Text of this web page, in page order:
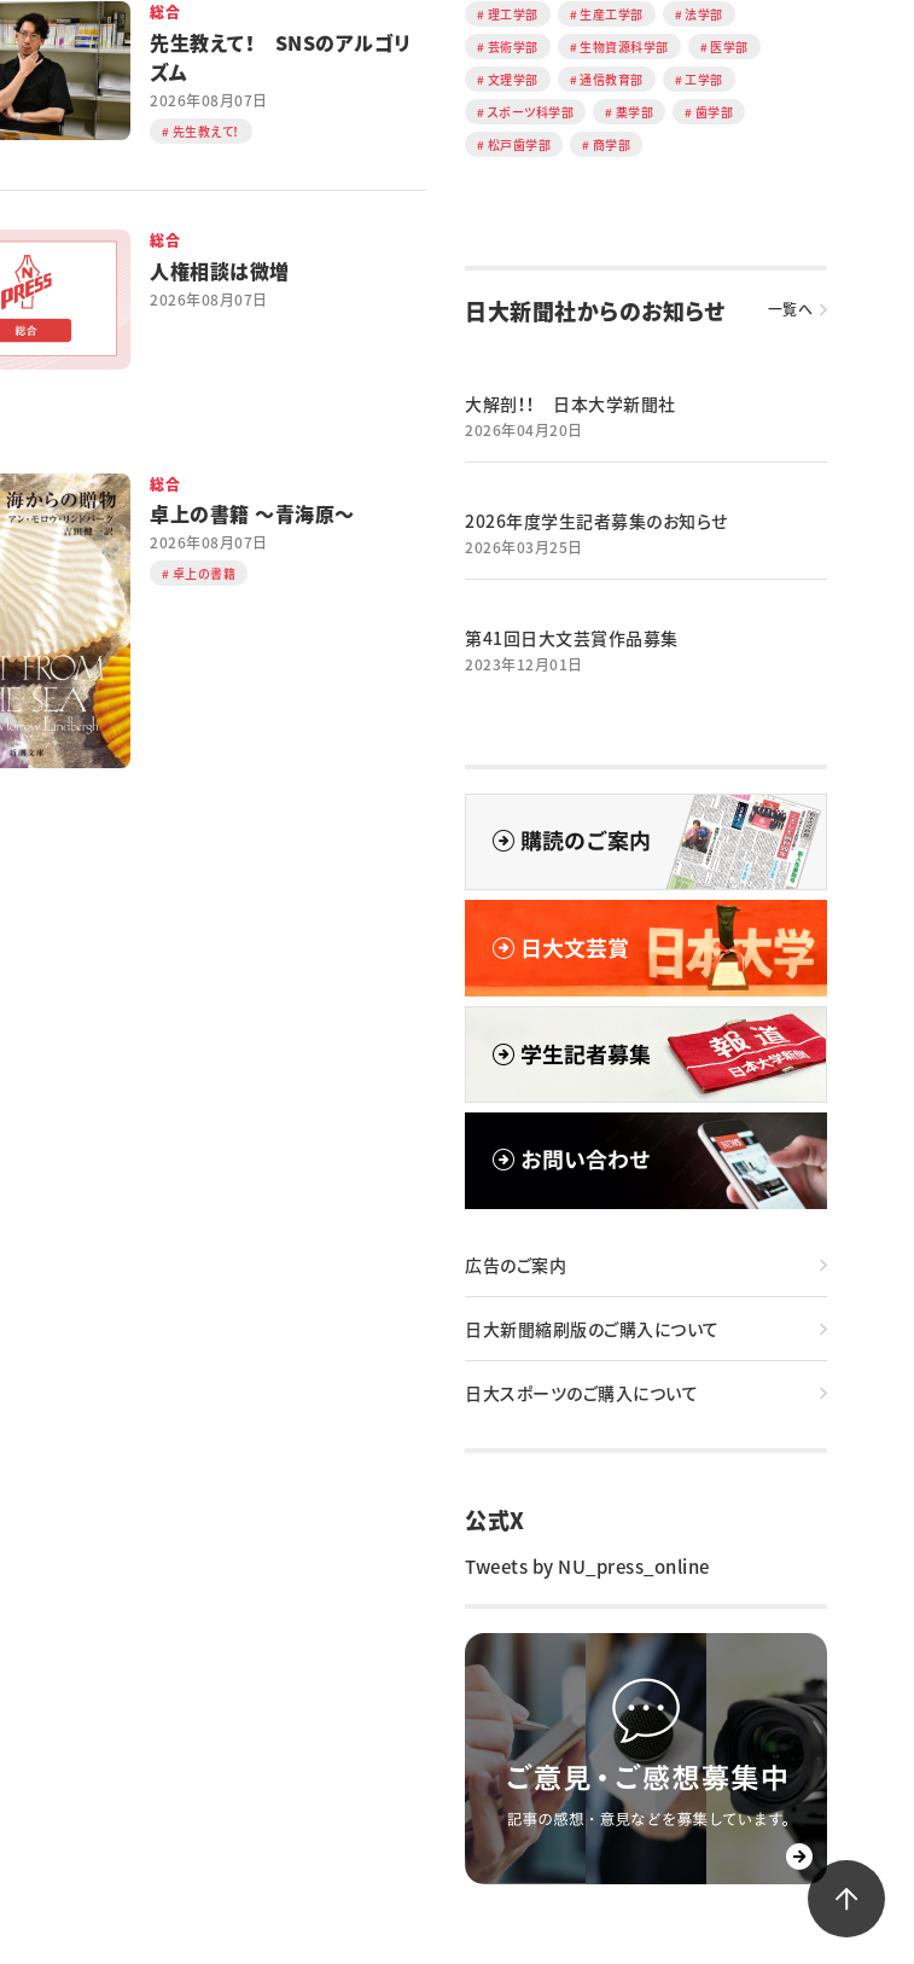
総合
先生教えて！ SNSのアルゴリ
ズム
2026年08月07日
先生教えて！
総合
人権相談は微増
2026年08月07日
総合
卓上の書籍 ～青海原～
2026年08月07日
卓上の書籍
理工学部
生産工学部
法学部
芸術学部
生物資源科学部
医学部
文理学部
通信教育部
工学部
スポーツ科学部
薬学部
歯学部
松戸歯学部
商学部
日大新聞社からのお知らせ 一覧へ
大解剖！！ 日本大学新聞社
2026年04月20日
2026年度学生記者募集のお知らせ
2026年03月25日
第41回日大文芸賞作品募集
2023年12月01日
広告のご案内
日大新聞縮刷版のご購入について
日大スポーツのご購入について
公式X
Tweets by NU_press_online